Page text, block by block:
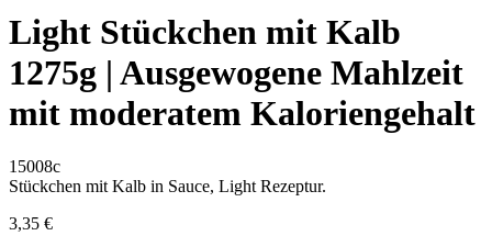
Light Stückchen mit Kalb
1275g | Ausgewogene Mahlzeit
mit moderatem Kaloriengehalt
15008c
Stückchen mit Kalb in Sauce, Light Rezeptur.
3,35 €